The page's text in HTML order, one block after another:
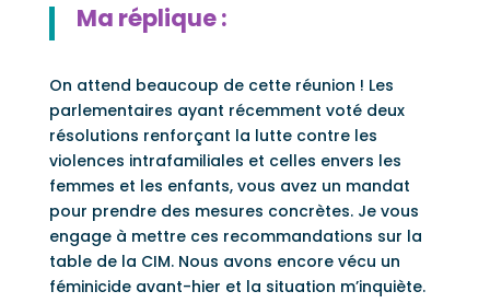
Ma réplique :
On attend beaucoup de cette réunion ! Les
parlementaires ayant récemment voté deux
résolutions renforçant la lutte contre les
violences intrafamiliales et celles envers les
femmes et les enfants, vous avez un mandat
pour prendre des mesures concrètes. Je vous
engage à mettre ces recommandations sur la
table de la CIM. Nous avons encore vécu un
féminicide avant-hier et la situation m’inquiète.